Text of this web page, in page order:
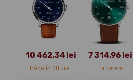
10 462,34 lei
Până în 10 zile
7 314,96 lei
La cerere